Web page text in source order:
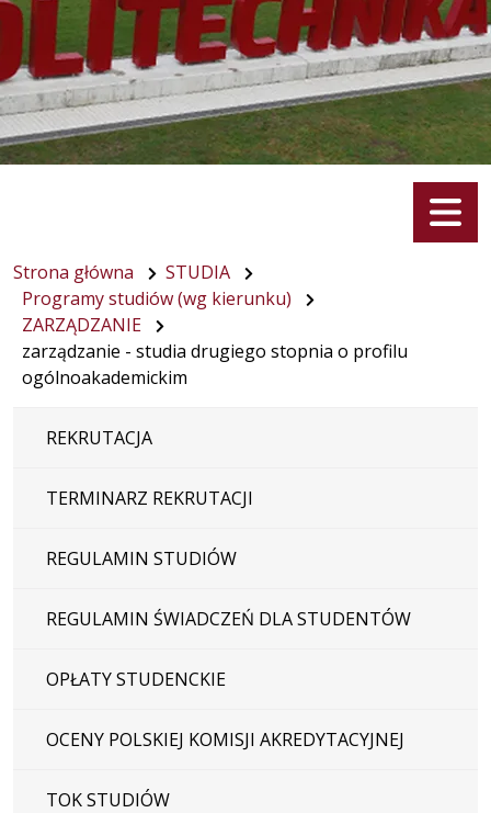
Menu
Strona główna
STUDIA
Programy studiów (wg kierunku)
ZARZĄDZANIE
zarządzanie - studia drugiego stopnia o profilu
ogólnoakademickim
REKRUTACJA
TERMINARZ REKRUTACJI
REGULAMIN STUDIÓW
REGULAMIN ŚWIADCZEŃ DLA STUDENTÓW
OPŁATY STUDENCKIE
OCENY POLSKIEJ KOMISJI AKREDYTACYJNEJ
TOK STUDIÓW